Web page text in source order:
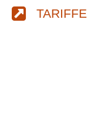
TARIFFE